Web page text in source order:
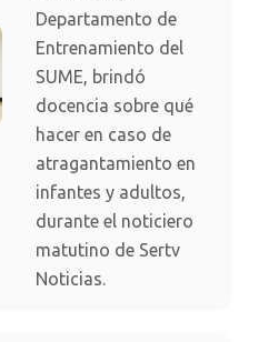
Departamento de
Entrenamiento del
SUME, brindó
docencia sobre qué
hacer en caso de
atragantamiento en
infantes y adultos,
durante el noticiero
matutino de Sertv
Noticias.